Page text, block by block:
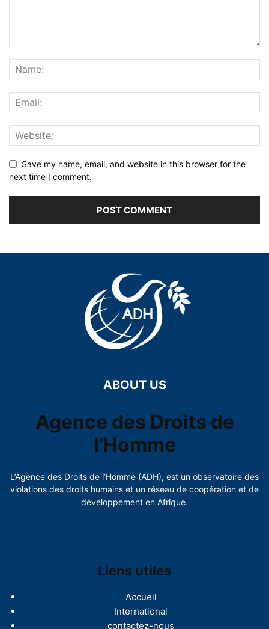
Save my name, email, and website in this browser for the
next time I comment.
ABOUT US
Agence des Droits de
l’Homme
L’Agence des Droits de l’Homme (ADH), est un observatoire des
violations des droits humains et un réseau de coopération et de
développement en Afrique.
Liens utiles
Accueil
International
contactez-nous